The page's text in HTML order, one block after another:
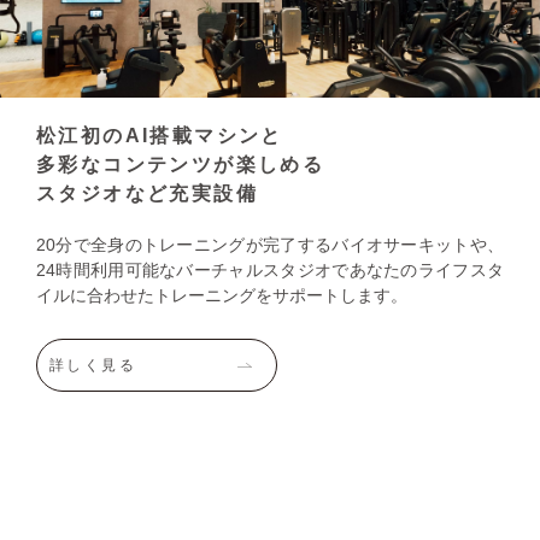
松江初のAI搭載マシンと
多彩なコンテンツが楽しめる
スタジオなど充実設備
20分で全身のトレーニングが完了するバイオサーキットや、
24時間利用可能なバーチャルスタジオであなたのライフスタ
イルに合わせたトレーニングをサポートします。
詳しく見る